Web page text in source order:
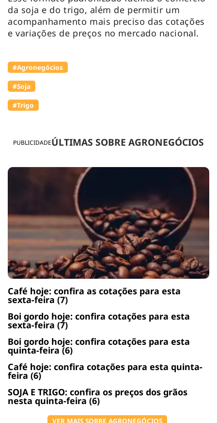
PUBLICIDADEÚLTIMAS SOBRE AGRONEGÓCIOS
Café hoje: confira as cotações para esta
sexta-feira (7)
Boi gordo hoje: confira cotações para esta
sexta-feira (7)
Boi gordo hoje: confira cotações para esta
quinta-feira (6)
Café hoje: confira cotações para esta quinta-
feira (6)
SOJA E TRIGO: confira os preços dos grãos
nesta quinta-feira (6)
VER MAIS SOBRE AGRONEGÓCIOS
da soja e do trigo, além de permitir um
acompanhamento mais preciso das cotações
e variações de preços no mercado nacional.
#Agronegócios
#Soja
#Trigo